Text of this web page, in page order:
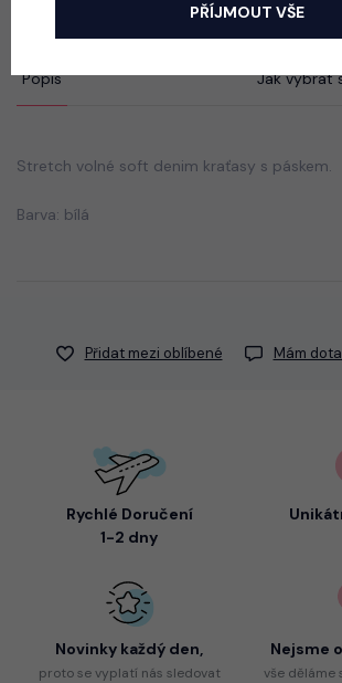
Popis Jak vybrat
Stretch volné soft denim kraťasy s páskem.
Barva: bílá
Přidat mezi oblíbené Mám
Rychlé Doručení
1-2 dny
Novinky každý den,
protose vyplatí nás sledovat
Nejsme
vše děláme
PŘÍJMOUT VŠE